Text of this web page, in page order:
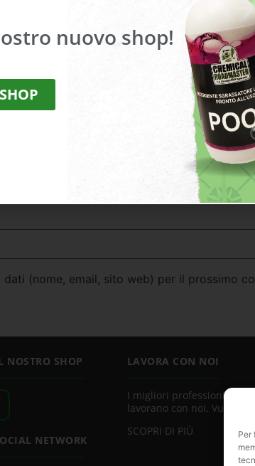
Per
(nome, email, sito web) per il prossimo
NOSTRO SHOP
NETWORK
LAVORA CON NOI
I migliori professionisti del
lavorano con noi. Vuoi
SCOPRI DI PIÙ
nuovo shop!